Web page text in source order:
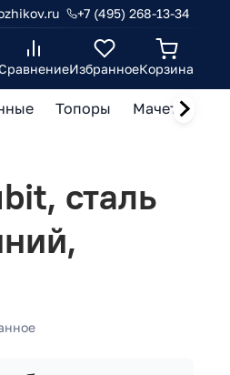
+7 (495) 268-13-34
ИзбранноеКорзина
Топоры Мачете,
сталь